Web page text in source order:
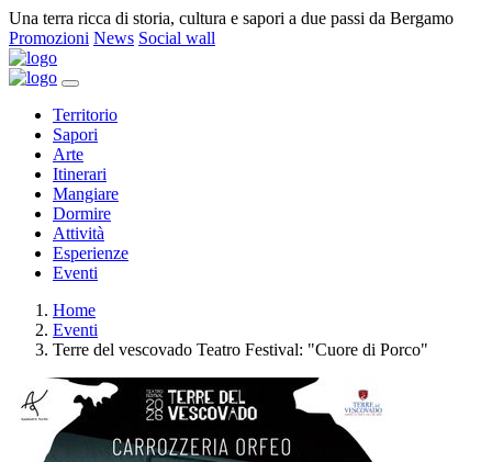
Una terra ricca di storia, cultura e sapori a due passi da Bergamo
Promozioni News Social wall
Territorio
Sapori
Arte
Itinerari
Mangiare
Dormire
Attività
Esperienze
Eventi
Home
Eventi
Terre del vescovado Teatro Festival: "Cuore di Porco"